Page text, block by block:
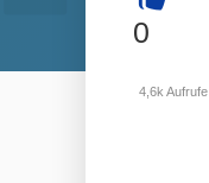
+
0
4,6k Aufrufe